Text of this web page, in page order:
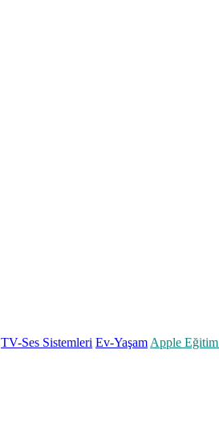
TV-Ses Sistemleri Ev-Yaşam Apple